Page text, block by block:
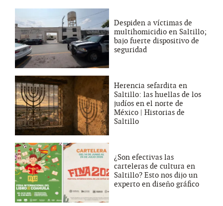
Despiden a víctimas de
multihomicidio en Saltillo;
bajo fuerte dispositivo de
seguridad
Herencia sefardita en
Saltillo: las huellas de los
judíos en el norte de
México | Historias de
Saltillo
¿Son efectivas las
carteleras de cultura en
Saltillo? Esto nos dijo un
experto en diseño gráfico